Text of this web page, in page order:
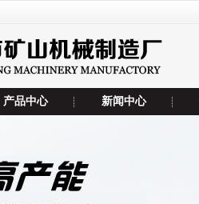
产品中心 新闻中心